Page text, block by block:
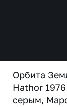
Орбита
Hathor
серым,